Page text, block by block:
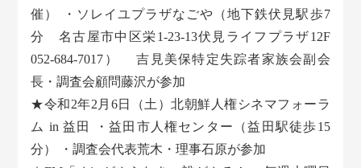
催） ・ソレイユプラザなごや（地下鉄伏見駅歩7
分 名古屋市中区栄1-23-13伏見ライフプラザ12F
052-684-7017） 吉見美保特定失踪者家族会副会
長・調査会顧問藤沢が参加
★令和2年2月6日（土）北朝鮮人権シネマフォーラ
ム in 益田 ・益田市人権センター（益田駅徒歩15
分） ・調査会代表荒木・理事石原が参加